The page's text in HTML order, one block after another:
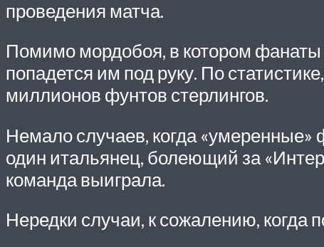
проведения матча.
Помимо мордобоя, в котором
попадется им под руку. По
миллионов фунтов стерлингов.
Немало случаев, когда
один итальянец, болеющий за
команда выиграла.
Нередки случаи, к сожалению, когда